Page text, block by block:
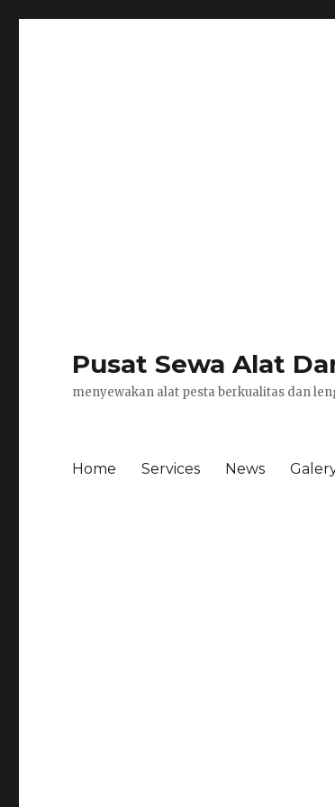
Pusat Sewa Alat
menyewakan alat pesta berkualitas dan
Home Services News